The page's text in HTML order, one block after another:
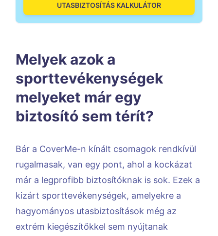
UTASBIZTOSÍTÁS KALKULÁTOR
Melyek azok a
sporttevékenységek
melyeket már egy
biztosító sem térít?
Bár a CoverMe-n kínált csomagok rendkívül
rugalmasak, van egy pont, ahol a kockázat
már a legprofibb biztosítóknak is sok. Ezek a
kizárt sporttevékenységek, amelyekre a
hagyományos utasbiztosítások még az
extrém kiegészítőkkel sem nyújtanak